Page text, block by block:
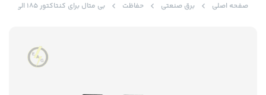
صفحه اصلی برق صنعتی حفاظت بی متال برای کنتاکتور 185 الی 225 آمپر LS تنظیم جریان 65 تا 100 مدل MT-225/3H - 65~100